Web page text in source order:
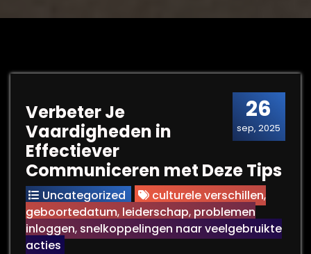
26
sep, 2025
Verbeter Je
Vaardigheden in
Effectiever
Communiceren met Deze Tips
Uncategorized culturele verschillen,
geboortedatum, leiderschap, problemen
inloggen, snelkoppelingen naar veelgebruikte
acties